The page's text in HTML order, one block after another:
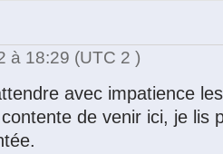
à 18:29 (UTC 2 )
avec impatience
de venir ici, je lis